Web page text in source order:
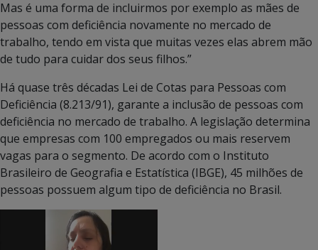
Mas é uma forma de incluirmos por exemplo as mães de
pessoas com deficiência novamente no mercado de
trabalho, tendo em vista que muitas vezes elas abrem mão
de tudo para cuidar dos seus filhos.”
Há quase três décadas Lei de Cotas para Pessoas com
Deficiência (8.213/91), garante a inclusão de pessoas com
deficiência no mercado de trabalho. A legislação determina
que empresas com 100 empregados ou mais reservem
vagas para o segmento. De acordo com o Instituto
Brasileiro de Geografia e Estatística (IBGE), 45 milhões de
pessoas possuem algum tipo de deficiência no Brasil.